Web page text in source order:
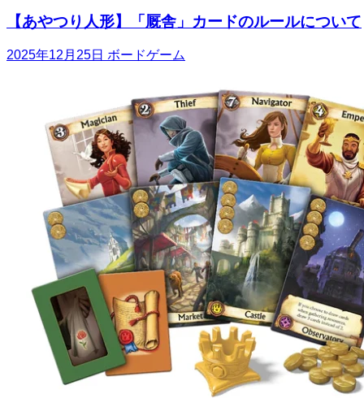
【あやつり人形】「厩舎」カードのルールについて
2025年12月25日 ボードゲーム